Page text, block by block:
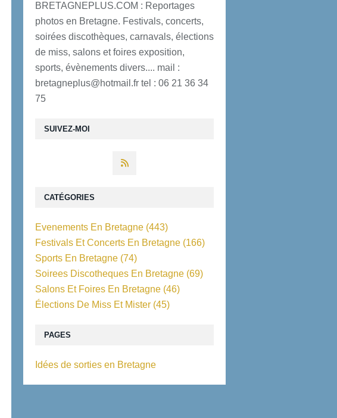
SUIVEZ-MOI
BRETAGNEPLUS.COM : Reportages
photos en Bretagne. Festivals, concerts,
soirées discothèques, carnavals, élections
de miss, salons et foires exposition,
sports, évènements divers.... mail :
bretagneplus@hotmail.fr tel : 06 21 36 34
75
PAGES
Idées de sorties en Bretagne
CATÉGORIES
Evenements En Bretagne (443)
Festivals Et Concerts En Bretagne (166)
Sports En Bretagne (74)
Soirees Discotheques En Bretagne (69)
Salons Et Foires En Bretagne (46)
Élections De Miss Et Mister (45)